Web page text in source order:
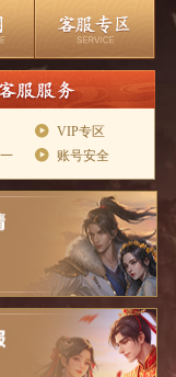
VIP专区
账号安全